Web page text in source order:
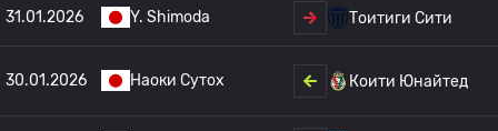
31.01.2026 Y. Shimoda Тоитиги Сити
30.01.2026 Наоки Сутох Коити Юнайтед